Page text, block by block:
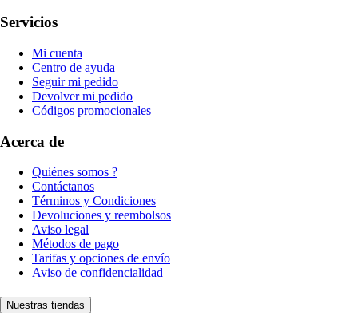
Servicios
Mi cuenta
Centro de ayuda
Seguir mi pedido
Devolver mi pedido
Códigos promocionales
Acerca de
Quiénes somos ?
Contáctanos
Términos y Condiciones
Devoluciones y reembolsos
Aviso legal
Métodos de pago
Tarifas y opciones de envío
Aviso de confidencialidad
Nuestras tiendas